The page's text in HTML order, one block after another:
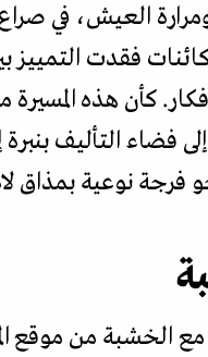
العيش، في
فقدت التمييز
كأن هذه المسيرة
إلى فضاء التأليف
نوعية بمذاق
الخشبة من موقع